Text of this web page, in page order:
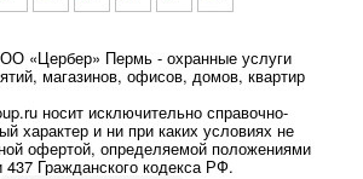
«Цербер» Пермь - охранные услуги
магазинов, офисов, домов, квартир
носит исключительно справочно-
характер и ни при каких условиях не
офертой, определяемой положениями
437 Гражданского кодекса РФ.